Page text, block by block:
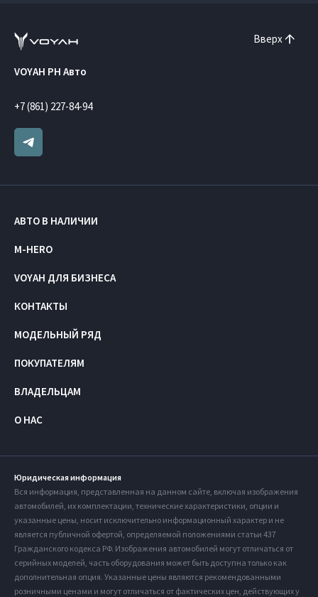
Вверх
VOYAH РН Авто
+7 (861) 227-84-94
АВТО В НАЛИЧИИ
M-HERO
VOYAH ДЛЯ БИЗНЕСА
КОНТАКТЫ
МОДЕЛЬНЫЙ РЯД
ПОКУПАТЕЛЯМ
ВЛАДЕЛЬЦАМ
О НАС
Юридическая информация
Вся информация, представленная на данном сайте, включая изображения
автомобилей, их комплектации, технические характеристики, опции и
указанные цены, носит исключительно информационный характер и не
является публичной офертой, определяемой положениями статьи 437
Гражданского кодекса РФ. Изображения автомобилей могут отличаться от
серийных моделей, часть оборудования может быть доступна только как
дополнительная опция. Указанные цены являются рекомендованными
розничными ценами и могут отличаться от фактических цен, действующих у